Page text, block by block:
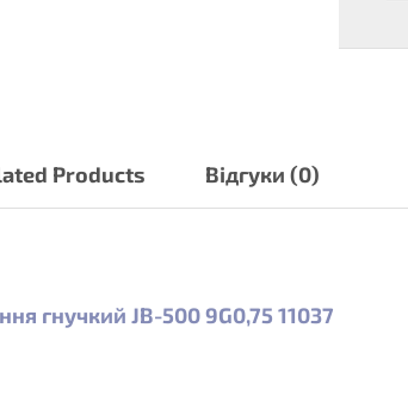
Products Відгуки (0)
гнучкий JB-500 9G0,75 11037